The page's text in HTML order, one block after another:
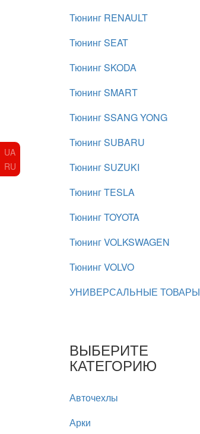
UA
RU
Тюнинг RENAULT
Тюнинг SEAT
Тюнинг SKODA
Тюнинг SMART
Тюнинг SSANG YONG
Тюнинг SUBARU
Тюнинг SUZUKI
Тюнинг TESLA
Тюнинг TOYOTA
Тюнинг VOLKSWAGEN
Тюнинг VOLVO
УНИВЕРСАЛЬНЫЕ ТОВАРЫ
ВЫБЕРИТЕ
КАТЕГОРИЮ
Авточехлы
Арки